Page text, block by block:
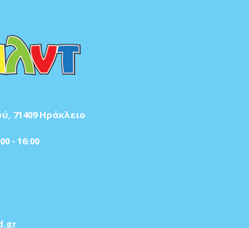
71409 Ηράκλειο
- 16:00